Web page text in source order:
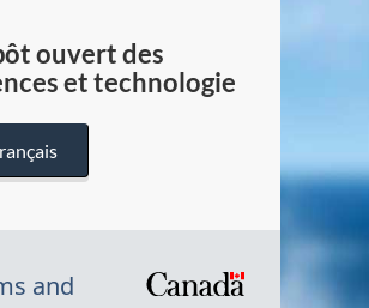
ouvert des
et technologie
and